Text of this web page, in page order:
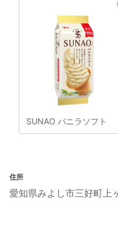
SUNAO バニラソフト
住所
愛知県みよし市三好町上